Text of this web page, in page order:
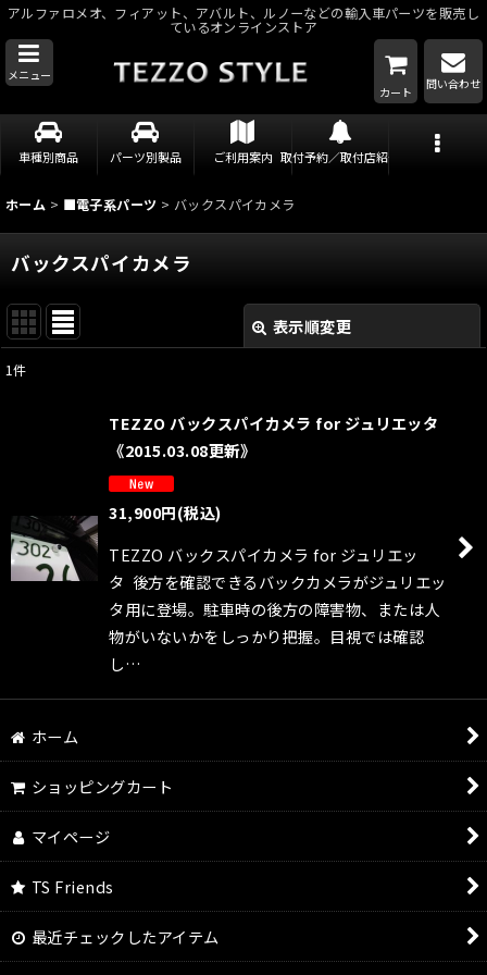
アルファロメオ、フィアット、アバルト、ルノーなどの輸入車パーツを販売し
ているオンラインストア
メニュー
カート
問い合わせ
車種別商品 パーツ別製品 ご利用案内 取付予約／取付店紹介
ホーム > ■電子系パーツ > バックスパイカメラ
バックスパイカメラ
表示順変更
絞り込む
1件
TEZZO バックスパイカメラ for ジュリエッタ
《2015.03.08更新》
31,900円(税込)
TEZZO バックスパイカメラ for ジュリエッ
タ 後方を確認できるバックカメラがジュリエッ
タ用に登場。駐車時の後方の障害物、または人
物がいないかをしっかり把握。目視では確認
し…
ホーム
ショッピングカート
マイページ
TS Friends
最近チェックしたアイテム